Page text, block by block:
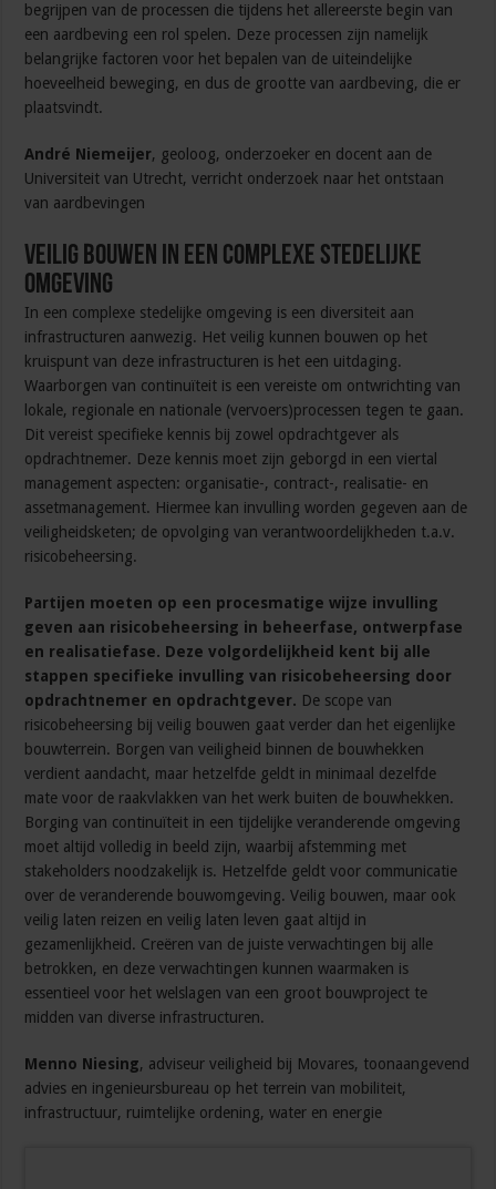
begrijpen van de processen die tijdens het allereerste begin van
een aardbeving een rol spelen. Deze processen zijn namelijk
belangrijke factoren voor het bepalen van de uiteindelijke
hoeveelheid beweging, en dus de grootte van aardbeving, die er
plaatsvindt.
André Niemeijer, geoloog, onderzoeker en docent aan de
Universiteit van Utrecht, verricht onderzoek naar het ontstaan
van aardbevingen
Veilig bouwen in een complexe stedelijke
omgeving
In een complexe stedelijke omgeving is een diversiteit aan
infrastructuren aanwezig. Het veilig kunnen bouwen op het
kruispunt van deze infrastructuren is het een uitdaging.
Waarborgen van continuïteit is een vereiste om ontwrichting van
lokale, regionale en nationale (vervoers)processen tegen te gaan.
Dit vereist specifieke kennis bij zowel opdrachtgever als
opdrachtnemer. Deze kennis moet zijn geborgd in een viertal
management aspecten: organisatie-, contract-, realisatie- en
assetmanagement. Hiermee kan invulling worden gegeven aan de
veiligheidsketen; de opvolging van verantwoordelijkheden t.a.v.
risicobeheersing.
Partijen moeten op een procesmatige wijze invulling
geven aan risicobeheersing in beheerfase, ontwerpfase
en realisatiefase. Deze volgordelijkheid kent bij alle
stappen specifieke invulling van risicobeheersing door
opdrachtnemer en opdrachtgever. De scope van
risicobeheersing bij veilig bouwen gaat verder dan het eigenlijke
bouwterrein. Borgen van veiligheid binnen de bouwhekken
verdient aandacht, maar hetzelfde geldt in minimaal dezelfde
mate voor de raakvlakken van het werk buiten de bouwhekken.
Borging van continuïteit in een tijdelijke veranderende omgeving
moet altijd volledig in beeld zijn, waarbij afstemming met
stakeholders noodzakelijk is. Hetzelfde geldt voor communicatie
over de veranderende bouwomgeving. Veilig bouwen, maar ook
veilig laten reizen en veilig laten leven gaat altijd in
gezamenlijkheid. Creëren van de juiste verwachtingen bij alle
betrokken, en deze verwachtingen kunnen waarmaken is
essentieel voor het welslagen van een groot bouwproject te
midden van diverse infrastructuren.
Menno Niesing, adviseur veiligheid bij Movares, toonaangevend
advies en ingenieursbureau op het terrein van mobiliteit,
infrastructuur, ruimtelijke ordening, water en energie